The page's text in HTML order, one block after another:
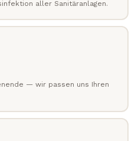
aller Sanitäranlagen.
— wir passen uns Ihren